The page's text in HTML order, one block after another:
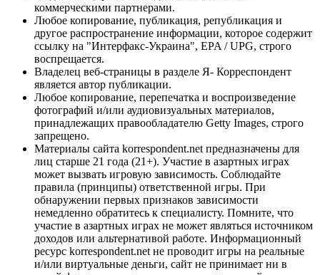
коммерческими партнерами.
Любое копирование, публикация, републикация и
другое распространение информации, которое содержит
ссылку на "Интерфакс-Украина", EPA / UPG, строго
воспрещается.
Владелец веб-страницы в разделе Я- Корреспондент
является автор публикации.
Любое копирование, перепечатка и воспроизведение
фотографий и/или аудиовизуальных материалов,
принадлежащих правообладателю Getty Images, строго
запрещено.
Материалы сайта korrespondent.net предназначены для
лиц старше 21 года (21+). Участие в азартных играх
может вызвать игровую зависимость. Соблюдайте
правила (принципы) ответственной игры. При
обнаружении первых признаков зависимости
немедленно обратитесь к специалисту. Помните, что
участие в азартных играх не может являться источником
доходов или альтернативой работе. Информационный
ресурс korrespondent.net не проводит игры на реальные
и/или виртуальные деньги, сайт не принимает ни в